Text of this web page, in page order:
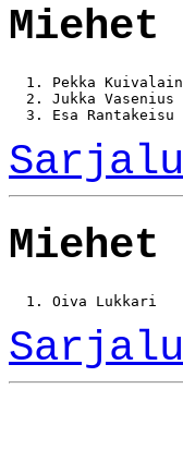
Miehet
1. Pekka
2. Jukka Vasenius
Miehet